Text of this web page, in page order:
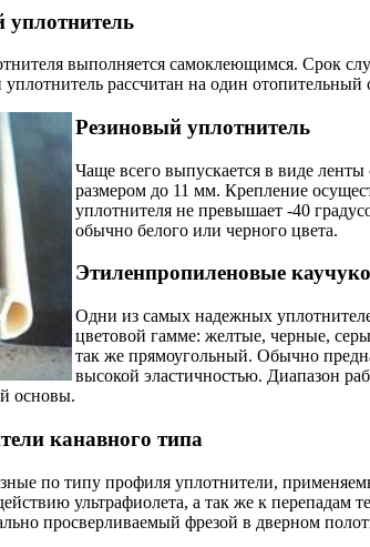
выполняется самоклеющимся. Срок
рассчитан на один отопительный
Резиновый уплотнитель
Чаще всего выпускается в виде
размером до 11 мм. Крепление
уплотнителя не превышает -40
обычно белого или черного цвета.
Этиленпропиленовые
Одни из самых надежных
цветовой гамме: желтые, черные,
так же прямоугольный. Обычно
высокой эластичностью. Диапазон
основы.
канавного типа
по типу профиля уплотнители,
ультрафиолета, а так же к перепадам
просверливаемый фрезой в дверном